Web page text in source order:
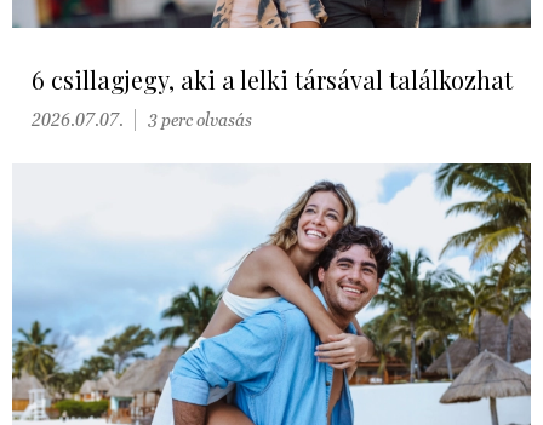
6 csillagjegy, aki a lelki társával találkozhat
2026.07.07. 3 perc olvasás